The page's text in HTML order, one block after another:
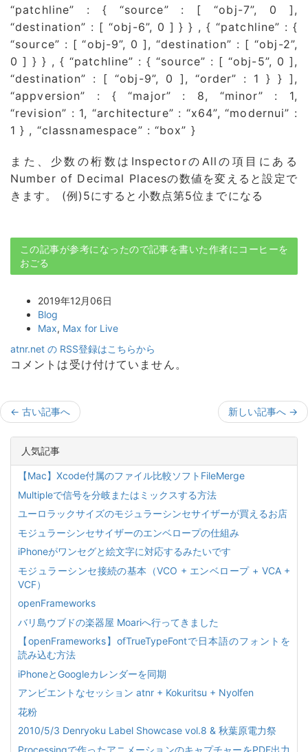
“patchline” : { “source” : [ “obj-7”, 0 ],
“destination” : [ “obj-6”, 0 ] } } , { “patchline” : {
“source” : [ “obj-9”, 0 ], “destination” : [ “obj-2”,
0 ] } } , { “patchline” : { “source” : [ “obj-5”, 0 ],
“destination” : [ “obj-9”, 0 ], “order” : 1 } } ],
“appversion” : { “major” : 8, “minor” : 1,
“revision” : 1, “architecture” : “x64”, “modernui” :
1 } , “classnamespace” : “box” }
また、少数の桁数はInspectorのAllの項目にある
Number of Decimal Placesの数値を変えると設定で
きます。 (例)5にすると小数点第5位までになる
この記事が参考になったので記事を書いた作者にコーヒーを
おごる
2019年12月06日
Blog
Max, Max for Live
atnr.net の RSS登録はこちらから
コメントは受け付けていません。
← 古い記事へ 新しい記事へ →
人気記事
【Mac】Xcode付属のファイル比較ソフトFileMerge
Multipleで信号を分岐またはミックスする方法
ユーロラックサイズのモジュラーシンセサイザーが買えるお店
モジュラーシンセサイザーのエンベロープの仕組み
iPhoneがワンセグと絵文字に対応するみたいです
モジュラーシンセ接続の基本（VCO + エンベロープ + VCA +
VCF）
openFrameworks
バリ島ウブドの楽器屋 Moariへ行ってきました
【openFrameworks】ofTrueTypeFontで日本語のフォントを
読み込む方法
iPhoneとGoogleカレンダーを同期
アンビエントなセッション atnr + Kokuritsu + Nyolfen
花粉
2010/5/3 Denryoku Label Showcase vol.8 & 秋葉原電力祭
Processingで作ったアニメーションのキャプチャーをPDF出力